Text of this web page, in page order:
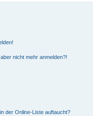
nicht mehr anmelden?!
der Online-Liste auftaucht?